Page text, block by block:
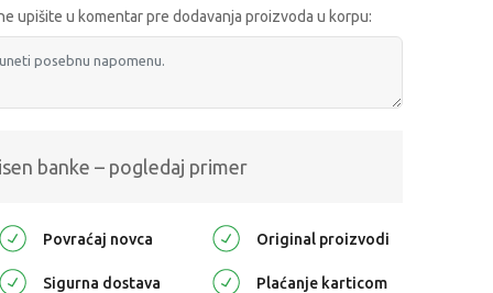
upišite u komentar pre dodavanja proizvoda u korpu:
banke – pogledaj primer
Povraćaj novca Original proizvodi
Sigurna dostava Plaćanje karticom